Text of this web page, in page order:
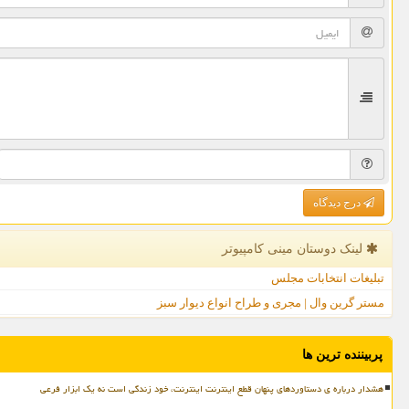
درج دیدگاه
لینک دوستان مینی كامپیوتر
تبلیغات انتخابات مجلس
مستر گرین وال | مجری و طراح انواع دیوار سبز
پربیننده ترین ها
هشدار درباره ی دستاوردهای پنهان قطع اینترنت اینترنت، خود زندگی است نه یک ابزار فرعی